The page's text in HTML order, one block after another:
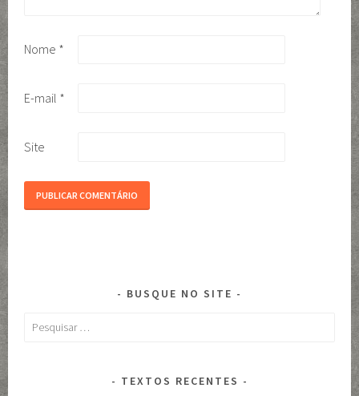
Nome *
E-mail *
Site
BUSQUE NO SITE
Pesquisar
TEXTOS RECENTES